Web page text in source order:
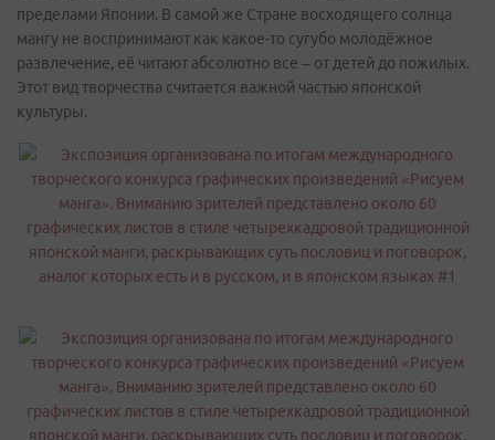
пределами Японии. В самой же Стране восходящего солнца
мангу не воспринимают как какое-то сугубо молодёжное
развлечение, её читают абсолютно все – от детей до пожилых.
Этот вид творчества считается важной частью японской
культуры.